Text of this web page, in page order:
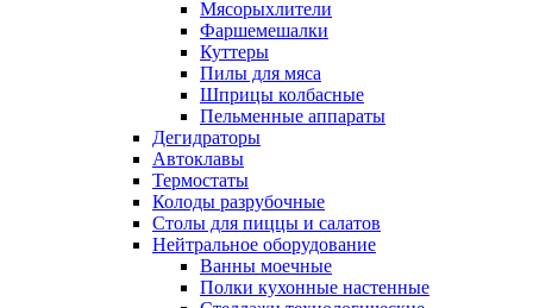
Мясорыхлители
Фаршемешалки
Куттеры
Пилы для мяса
Шприцы колбасные
Пельменные аппараты
Дегидраторы
Автоклавы
Термостаты
Колоды разрубочные
Столы для пиццы и салатов
Нейтральное оборудование
Ванны моечные
Полки кухонные настенные